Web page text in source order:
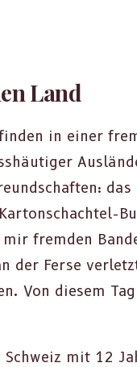
Land
in ein­er
frem­den
der Ferse
Von diesem
mit 12